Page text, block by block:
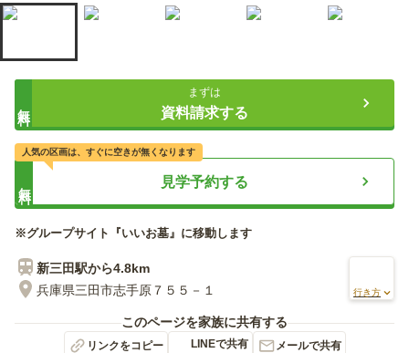
まずは
資料請求する
見学予約する
人気の区画は、すぐに空きが無くなります
※グループサイト『いいお墓』に移動します
新三田駅から4.8km
兵庫県三田市志手原７５５－１
行き方
このページを家族に共有する
リンクをコピー LINEで共有 メールで共有